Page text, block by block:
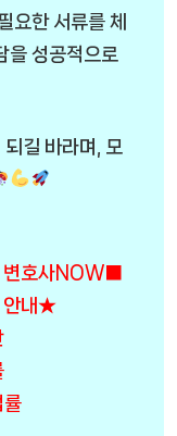
요한 서류를 체
을 성공적으로
길 바라며, 모
호사NOW■
안내★